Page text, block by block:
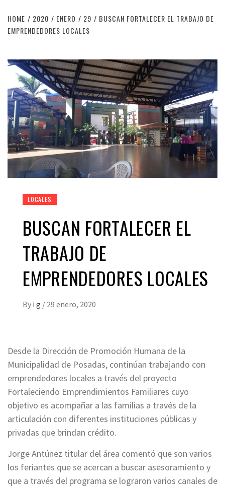
HOME 2020 ENERO 29
BUSCAN FORTALECER EL TRABAJO DE
EMPRENDEDORES LOCALES
LOCALES
BUSCAN FORTALECER EL
TRABAJO DE
EMPRENDEDORES LOCALES
By i g / 29 enero, 2020
Desde la Dirección de Promoción Humana de la
Municipalidad de Posadas, continúan trabajando con
emprendedores locales a través del proyecto
Fortaleciendo Emprendimientos Familiares cuyo
objetivo es acompañar a las familias a través de la
articulación con diferentes instituciones públicas y
privadas que brindan crédito.
Jorge Antúnez titular del área comentó que son varios
los feriantes que se acercan a buscar asesoramiento y
que a través del programa se lograron varios canales de